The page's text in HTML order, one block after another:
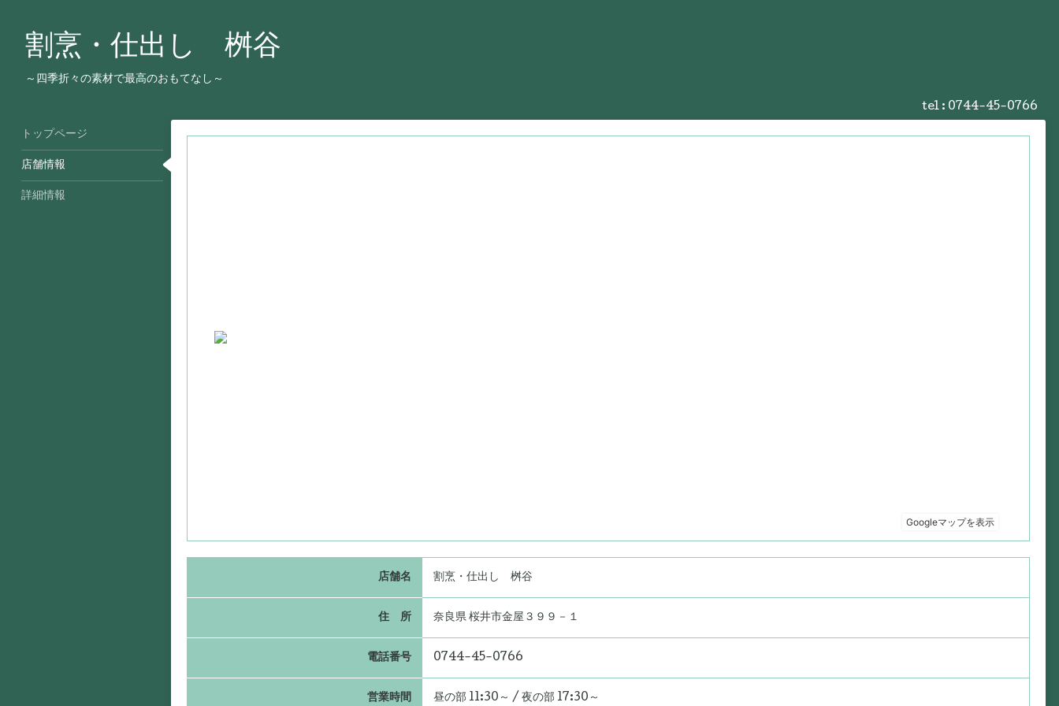
割烹・仕出し 桝谷
～四季折々の素材で最高のおもてなし～
tel : 0744-45-0766
店舗名 割烹・仕出し 桝谷
住 所 奈良県 桜井市金屋３９９－１
電話番号 0744-45-0766
営業時間 昼の部 11:30～ / 夜の部 17:30～
トップページ
店舗情報
詳細情報